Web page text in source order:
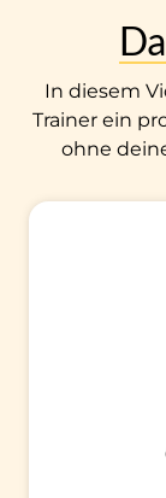
In diesem
Trainer ein
ohne